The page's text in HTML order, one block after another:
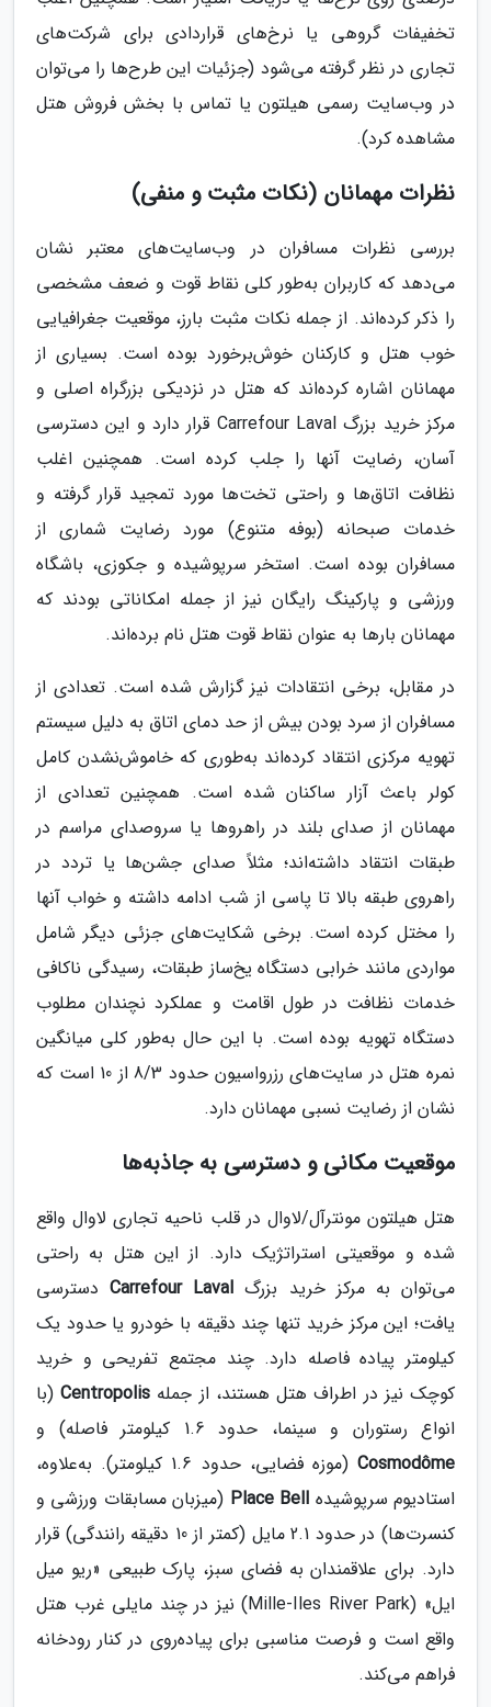
تخفیفات گروهی یا نرخ‌های قراردادی برای شرکت‌های
تجاری در نظر گرفته می‌شود (جزئیات این طرح‌ها را می‌توان
در وب‌سایت رسمی هیلتون یا تماس با بخش فروش هتل
مشاهده کرد).
نظرات مهمانان (نکات مثبت و منفی)
بررسی نظرات مسافران در وب‌سایت‌های معتبر نشان
می‌دهد که کاربران به‌طور کلی نقاط قوت و ضعف مشخصی
را ذکر کرده‌اند. از جمله نکات مثبت بارز، موقعیت جغرافیایی
خوب هتل و کارکنان خوش‌برخورد بوده است​​. بسیاری از
مهمانان اشاره کرده‌اند که هتل در نزدیکی بزرگراه اصلی و
مرکز خرید بزرگ Carrefour Laval قرار دارد و این دسترسی
آسان، رضایت آنها را جلب کرده است​​. همچنین اغلب
نظافت اتاق‌ها و راحتی تخت‌ها مورد تمجید قرار گرفته و
خدمات صبحانه (بوفه متنوع) مورد رضایت شماری از
مسافران بوده است​. استخر سرپوشیده و جکوزی، باشگاه
ورزشی و پارکینگ رایگان نیز از جمله امکاناتی بودند که
مهمانان بارها به عنوان نقاط قوت هتل نام برده‌اند​​.
در مقابل، برخی انتقادات نیز گزارش شده است. تعدادی از
مسافران از سرد بودن بیش از حد دمای اتاق به دلیل سیستم
تهویه مرکزی انتقاد کرده‌اند به‌طوری که خاموش‌نشدن کامل
کولر باعث آزار ساکنان شده است​​. همچنین تعدادی از
مهمانان از صدای بلند در راهروها یا سروصدای مراسم‌ در
طبقات انتقاد داشته‌اند؛ مثلاً صدای جشن‌ها یا تردد در
راهروی طبقه بالا تا پاسی از شب ادامه داشته و خواب آنها
را مختل کرده است​​. برخی شکایت‌های جزئی دیگر شامل
مواردی مانند خرابی دستگاه یخ‌ساز طبقات، رسیدگی ناکافی
خدمات نظافت در طول اقامت و عملکرد نچندان مطلوب
دستگاه تهویه بوده است​​. با این حال به‌طور کلی میانگین
نمره هتل در سایت‌های رزرواسیون حدود 8/3 از 10 است که
نشان از رضایت نسبی مهمانان دارد.
موقعیت مکانی و دسترسی‌ به جاذبه‌ها
هتل هیلتون مونترآل/لاوال در قلب ناحیه تجاری لاوال واقع
شده و موقعیتی استراتژیک دارد​. از این هتل به راحتی
می‌توان به مرکز خرید بزرگ Carrefour Lavalدسترسی
یافت؛ این مرکز خرید تنها چند دقیقه با خودرو یا حدود یک
کیلومتر پیاده فاصله دارد​​. چند مجتمع تفریحی و خرید
کوچک نیز در اطراف هتل هستند، از جمله Centropolis(با
انواع رستوران و سینما، حدود 1.6 کیلومتر فاصله) و
Cosmodôme
(موزه فضایی، حدود 1.6 کیلومتر). به‌علاوه،
استادیوم سرپوشیده Place Bell (میزبان مسابقات ورزشی و
کنسرت‌ها) در حدود 2.1 مایل (کمتر از 10 دقیقه رانندگی) قرار
دارد​. برای علاقمندان به فضای سبز، پارک طبیعی «ریو میل
ایل» (Mille-Iles River Park) نیز در چند مایلی غرب هتل
واقع است و فرصت مناسبی برای پیاده‌روی در کنار رودخانه
فراهم می‌کند​.